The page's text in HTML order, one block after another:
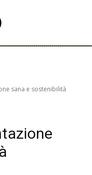
sana e sostenibilità